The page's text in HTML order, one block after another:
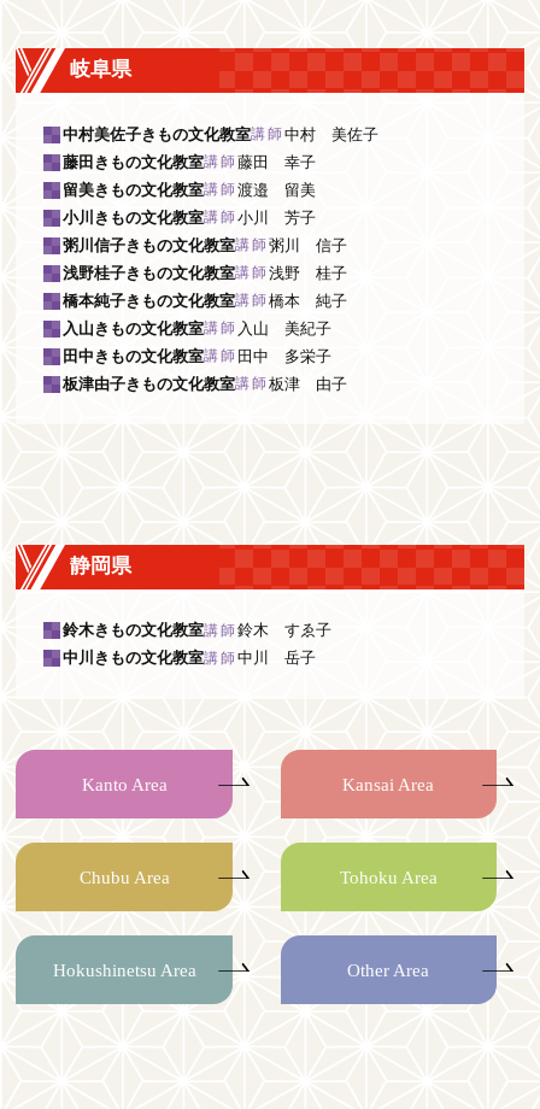
岐阜県
中村美佐子きもの文化教室講師中村 美佐子
藤田きもの文化教室講師藤田 幸子
留美きもの文化教室講師渡邉 留美
小川きもの文化教室講師小川 芳子
粥川信子きもの文化教室講師粥川 信子
浅野桂子きもの文化教室講師浅野 桂子
橋本純子きもの文化教室講師橋本 純子
入山きもの文化教室講師 入山 美紀子
田中きもの文化教室講師 田中 多栄子
板津由子きもの文化教室講師板津 由子
静岡県
鈴木きもの文化教室講師鈴木 すゑ子
中川きもの文化教室講師中川 岳子
Kanto Area Kansai Area
Chubu Area Tohoku Area
Hokushinetsu Area Other Area